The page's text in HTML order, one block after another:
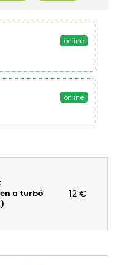
online
online
a turbó
12 €